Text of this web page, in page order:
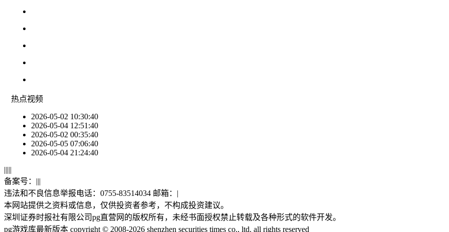
热点视频
2026-05-02 10:30:40
2026-05-04 12:51:40
2026-05-02 00:35:40
2026-05-05 07:06:40
2026-05-04 21:24:40
|||||
备案号： |||
违法和不良信息举报电话：0755-83514034 邮箱： |
本网站提供之资料或信息，仅供投资者参考，不构成投资建议。
深圳证券时报社有限公司pg直营网的版权所有，未经书面授权禁止转载及各种形式的软件开发。
pg游戏库最新版本 copyright © 2008-2026 shenzhen securities times co., ltd. all rights reserved